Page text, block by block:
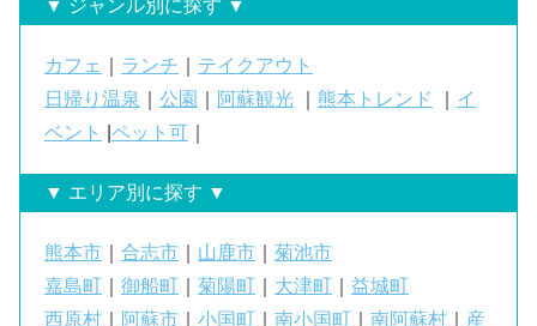
▼ ジャンル別に探す ▼
カフェ ランチ
テイクアウト
日帰り温泉
公園 阿蘇観光 熊本トレンド
イ
ベント
ペット可
▼ エリア別に探す ▼
熊本市 合志市 山鹿市
菊池市
嘉島町
御船町 菊陽町 大津町
益城町
西原村
阿蘇市 小国町 南小国町 南阿蘇村
産